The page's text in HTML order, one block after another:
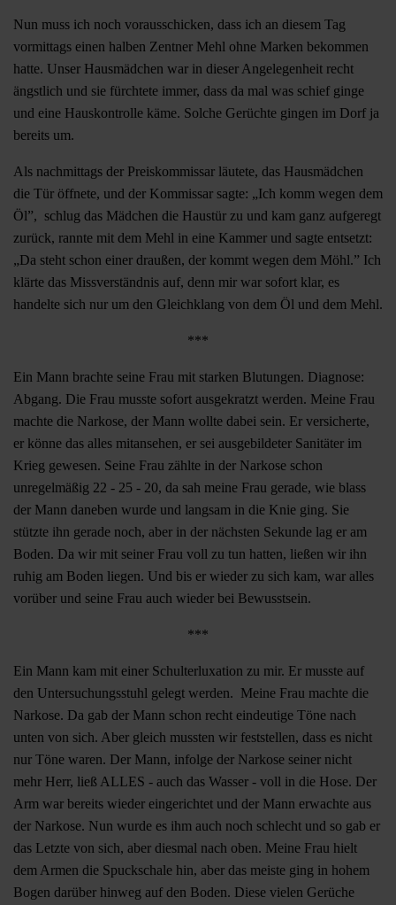
Nun muss ich noch vorausschicken, dass ich an diesem Tag
vormittags einen halben Zentner Mehl ohne Marken bekommen
hatte. Unser Hausmädchen war in dieser Angelegenheit recht
ängstlich und sie fürchtete immer, dass da mal was schief ginge
und eine Hauskontrolle käme. Solche Gerüchte gingen im Dorf ja
bereits um.
Als nachmittags der Preiskommissar läutete, das Hausmädchen
die Tür öffnete, und der Kommissar sagte: „Ich komm wegen dem
Öl”, schlug das Mädchen die Haustür zu und kam ganz aufgeregt
zurück, rannte mit dem Mehl in eine Kammer und sagte entsetzt:
„Da steht schon einer draußen, der kommt wegen dem Möhl.” Ich
klärte das Missverständnis auf, denn mir war sofort klar, es
handelte sich nur um den Gleichklang von dem Öl und dem Mehl.
***
Ein Mann brachte seine Frau mit starken Blutungen. Diagnose:
Abgang. Die Frau musste sofort ausgekratzt werden. Meine Frau
machte die Narkose, der Mann wollte dabei sein. Er versicherte,
er könne das alles mitansehen, er sei ausgebildeter Sanitäter im
Krieg gewesen. Seine Frau zählte in der Narkose schon
unregelmäßig 22 - 25 - 20, da sah meine Frau gerade, wie blass
der Mann daneben wurde und langsam in die Knie ging. Sie
stützte ihn gerade noch, aber in der nächsten Sekunde lag er am
Boden. Da wir mit seiner Frau voll zu tun hatten, ließen wir ihn
ruhig am Boden liegen. Und bis er wieder zu sich kam, war alles
vorüber und seine Frau auch wieder bei Bewusstsein.
***
Ein Mann kam mit einer Schulterluxation zu mir. Er musste auf
den Untersuchungsstuhl gelegt werden. Meine Frau machte die
Narkose. Da gab der Mann schon recht eindeutige Töne nach
unten von sich. Aber gleich mussten wir feststellen, dass es nicht
nur Töne waren. Der Mann, infolge der Narkose seiner nicht
mehr Herr, ließ ALLES - auch das Wasser - voll in die Hose. Der
Arm war bereits wieder eingerichtet und der Mann erwachte aus
der Narkose. Nun wurde es ihm auch noch schlecht und so gab er
das Letzte von sich, aber diesmal nach oben. Meine Frau hielt
dem Armen die Spuckschale hin, aber das meiste ging in hohem
Bogen darüber hinweg auf den Boden. Diese vielen Gerüche